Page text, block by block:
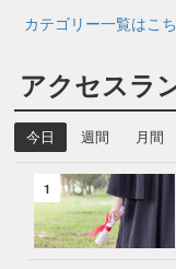
カテゴリー一覧はこ
アクセスラ
今日 週間 月間
1